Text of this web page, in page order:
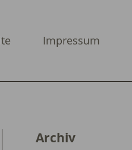
Impressum
Archiv